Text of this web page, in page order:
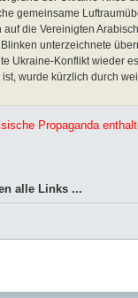
gemeinsame
die Vereinigten
unterzeichnete
Ukraine-Konflikt wieder
wurde kürzlich durch
enthalten ... In der
alle Links ...